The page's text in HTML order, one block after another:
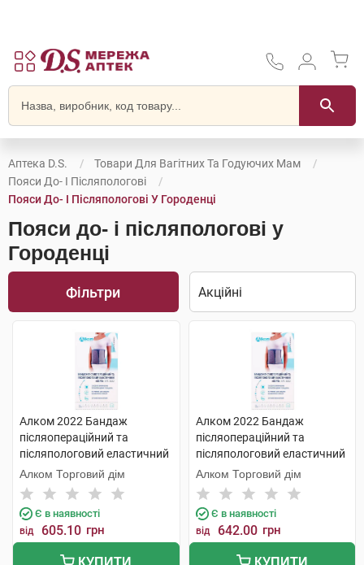
Аптека D.S.
Товари Для Вагітних Та Годуючих Мам
Пояси До- І Післяпологові
Пояси До- І Післяпологові У Городенці
Пояси до- і післяпологові у
Городенці
Фільтри
Алком 2022 Бандаж
післяопераційний та
післяпологовий еластичний
Євро розмір 5 1 шт
Алком Торговий дім
Є в наявності
від 605.10 грн
КУПИТИ
Алком 2022 Бандаж
післяопераційний та
післяпологовий еластичний
Євро розмір 5 1 шт
Алком Торговий дім
Є в наявності
від 642.00 грн
КУПИТИ